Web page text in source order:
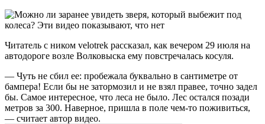
Читатель с ником velotrek рассказал, как вечером 29 июля на
автодороге возле Волковыска ему повстречалась косуля.
— Чуть не сбил ее: пробежала буквально в сантиметре от
бампера! Если бы не затормозил и не взял правее, точно задел
бы. Самое интересное, что леса не было. Лес остался позади
метров за 300. Наверное, пришла в поле чем-то поживиться,
— считает автор видео.